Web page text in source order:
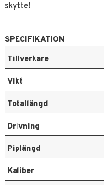
skytte!
SPECIFIKATION
Tillverkare
Vikt
Totallängd
Drivning
Piplängd
Kaliber